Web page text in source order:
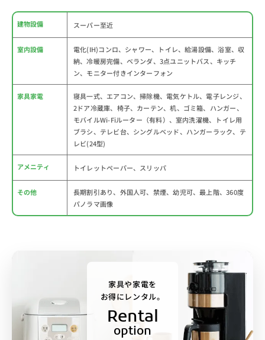
建物設備 スーパー至近
室内設備
電化(IH)コンロ、シャワー、トイレ、給湯設備、浴室、収
納、冷暖房完備、ベランダ、3点ユニットバス、キッチ
ン、モニター付きインターフォン
家具家電
寝具一式、エアコン、掃除機、電気ケトル、電子レンジ、
2ドア冷蔵庫、椅子、カーテン、机、ゴミ箱、ハンガー、
モバイルWi-Fiルーター（有料）、室内洗濯機、トイレ用
ブラシ、テレビ台、シングルベッド、ハンガーラック、テ
レビ(24型)
アメニティ トイレットペーパー、スリッパ
その他
長期割引あり、外国人可、禁煙、幼児可、最上階、360度
パノラマ画像
家具や家電を
お得にレンタル。
Rental
option